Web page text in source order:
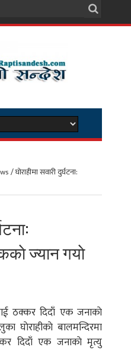
/घाेराहीमा सवारी दुर्घटना:
ज्यान गयाे
ठक्कर दिदाँ एक जनाकाे
घाेराहीकाे बालमन्दिरमा
दिदाँ एक जनाकाे मृत्यु